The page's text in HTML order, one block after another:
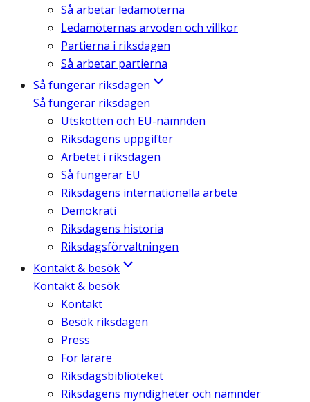
Så arbetar ledamöterna
Ledamöternas arvoden och villkor
Partierna i riksdagen
Så arbetar partierna
Så fungerar riksdagen
Så fungerar riksdagen
Utskotten och EU-nämnden
Riksdagens uppgifter
Arbetet i riksdagen
Så fungerar EU
Riksdagens internationella arbete
Demokrati
Riksdagens historia
Riksdagsförvaltningen
Kontakt & besök
Kontakt & besök
Kontakt
Besök riksdagen
Press
För lärare
Riksdagsbiblioteket
Riksdagens myndigheter och nämnder